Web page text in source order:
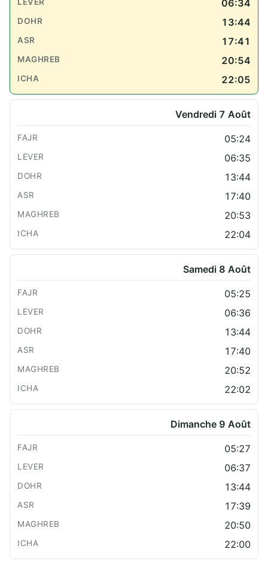
06:34
13:44
17:41
20:54
22:05
Vendredi 7 Août
05:24
06:35
13:44
17:40
20:53
22:04
Samedi 8 Août
05:25
06:36
13:44
17:40
20:52
22:02
Dimanche 9 Août
05:27
06:37
13:44
17:39
20:50
22:00